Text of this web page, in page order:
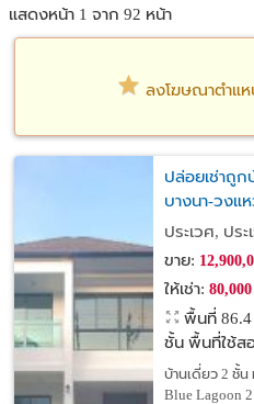
แสดงหน้า 1 จาก 92 หน้า
ลงโฆษณาตำแ
ปล่อยเช่าถูก
บางนา-วงแ
Wongwaen
ประเวศ, ปร
ขาย:
ให้เช่า: 80,000
พื้นที่ 86.4
ชั้น พื้นที่ใช้ส
บ้านเดี่ยว 2 ชั้
Blue Lagoon